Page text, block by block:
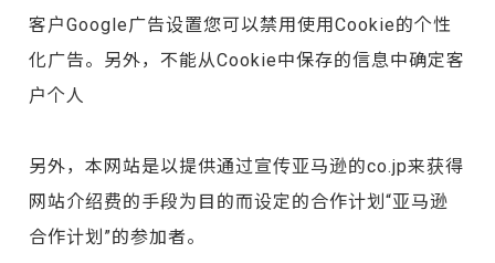
客户Google广告设置您可以禁用使用Cookie的个性
化广告。另外，不能从Cookie中保存的信息中确定客
户个人
另外，本网站是以提供通过宣传亚马逊的co.jp来获得
网站介绍费的手段为目的而设定的合作计划“亚马逊
合作计划”的参加者。